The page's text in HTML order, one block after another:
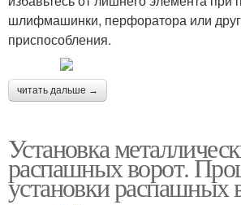
шлифмашинки, перфоратора или
приспособления.
читать дальше →
Установка
распашных ворот.
установки распашных